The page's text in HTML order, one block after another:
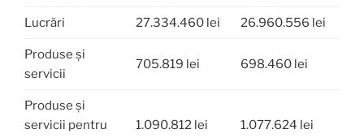
Lucrări 27.334.460 lei 26.960.556 lei
Produse și
servicii
705.819 lei 698.460 lei
Produse și
servicii pentru
1.090.812 lei 1.077.624 lei